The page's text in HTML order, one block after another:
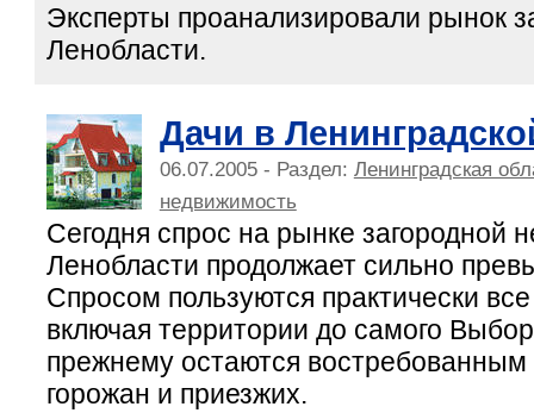
Эксперты проанализировали рынок
Ленобласти.
Дачи в
06.07.2005 - Раздел: Ленинградская
недвижимость
Сегодня спрос на рынке загородной
Ленобласти продолжает сильно
Спросом пользуются практически
включая территории до самого
прежнему остаются
горожан и приезжих.